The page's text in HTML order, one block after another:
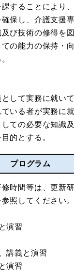
することにより
保し、介護支援
び技術の修得を
の能力の保持・
して実務に就い
いる者が実務に
ての必要な知識
的とする。
プログラム
時間等は、更新
照してください。
演習
講義と演習
演習